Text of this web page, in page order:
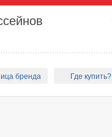
бренда Где купить?